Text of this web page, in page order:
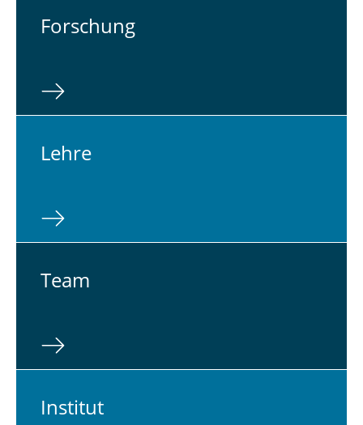
For­schung
Lehre
Team
In­sti­tut